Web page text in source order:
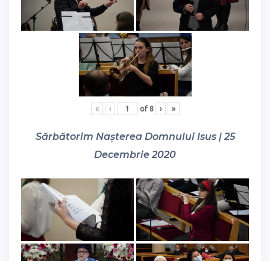
« ‹ of 8 › »
Sărbătorim Nașterea Domnului Isus | 25
Decembrie 2020